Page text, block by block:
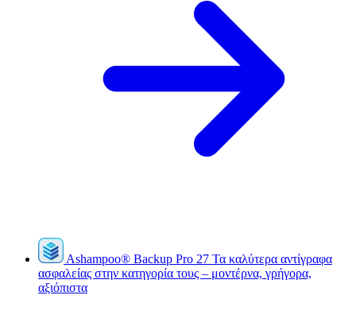
Ashampoo® Backup Pro 27 Τα καλύτερα αντίγραφα
ασφαλείας στην κατηγορία τους – μοντέρνα, γρήγορα,
αξιόπιστα